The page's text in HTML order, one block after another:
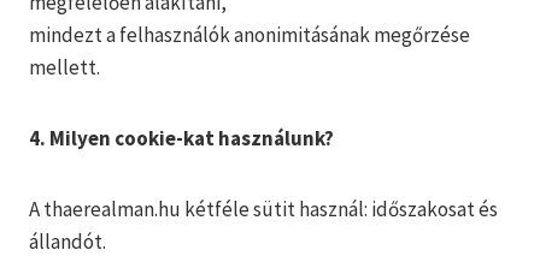
mindezt a felhasználók anonimitásának megőrzése
mellett.
4. Milyen cookie-kat használunk?
A thaerealman.hu kétféle sütit használ: időszakosat és
állandót.